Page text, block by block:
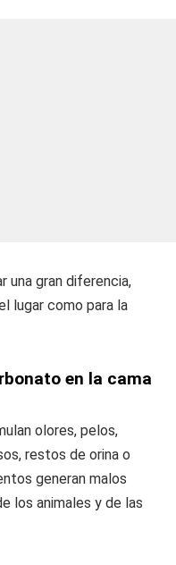
una gran diferencia,
lugar como para la
en la cama
olores, pelos,
restos de orina o
generan malos
los animales y de las